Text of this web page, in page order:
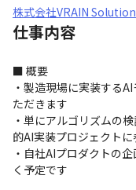
株式会社VRAIN
仕事内容
■ 概要
・製造現場に実装する
ただきます
・単にアルゴリズムの
的AI実装プロジェクト
・自社AIプロダクトの
く予定です